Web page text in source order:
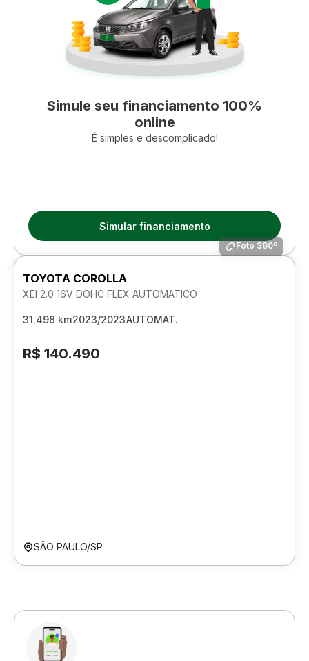
Simule seu financiamento 100%
online
É simples e descomplicado!
Simular financiamento
Foto 360º
TOYOTA COROLLA
XEI 2.0 16V DOHC FLEX AUTOMATICO
31.498 km2023/2023AUTOMAT.
R$ 140.490
SÃO PAULO/SP